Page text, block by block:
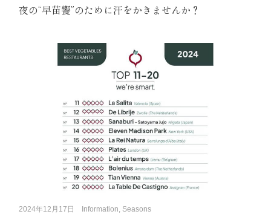
夜の“早苗饗”のために汗をかきませんか？
2024年12月17日 Information, Seasons